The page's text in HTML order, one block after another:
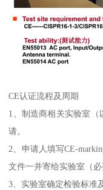
CE认证流程及周期
1、制造商相关实验室（
请。
2、申请人填写CE-
文件一并寄给实验室（
3、实验室确定检验标准